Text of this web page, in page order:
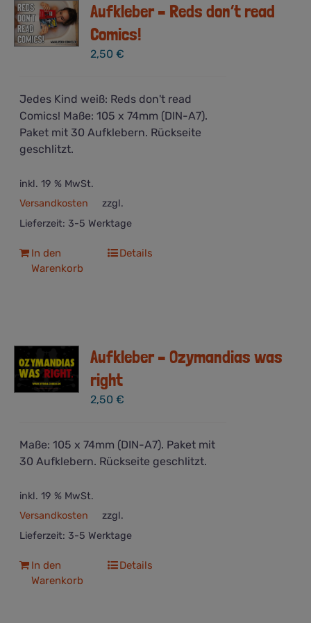
Aufkleber – Reds don’t read
Comics!
2,50€
Jedes Kind weiß: Reds don't read
Comics! Maße: 105 x 74mm (DIN-A7).
Paket mit 30 Aufklebern. Rückseite
geschlitzt.
inkl. 19 % MwSt.
zzgl.
Versandkosten
Lieferzeit: 3-5 Werktage
In den
Warenkorb
Details
Aufkleber – Ozymandias was
right
2,50€
Maße: 105 x 74mm (DIN-A7). Paket mit
30 Aufklebern. Rückseite geschlitzt.
inkl. 19 % MwSt.
zzgl.
Versandkosten
Lieferzeit: 3-5 Werktage
In den
Warenkorb
Details